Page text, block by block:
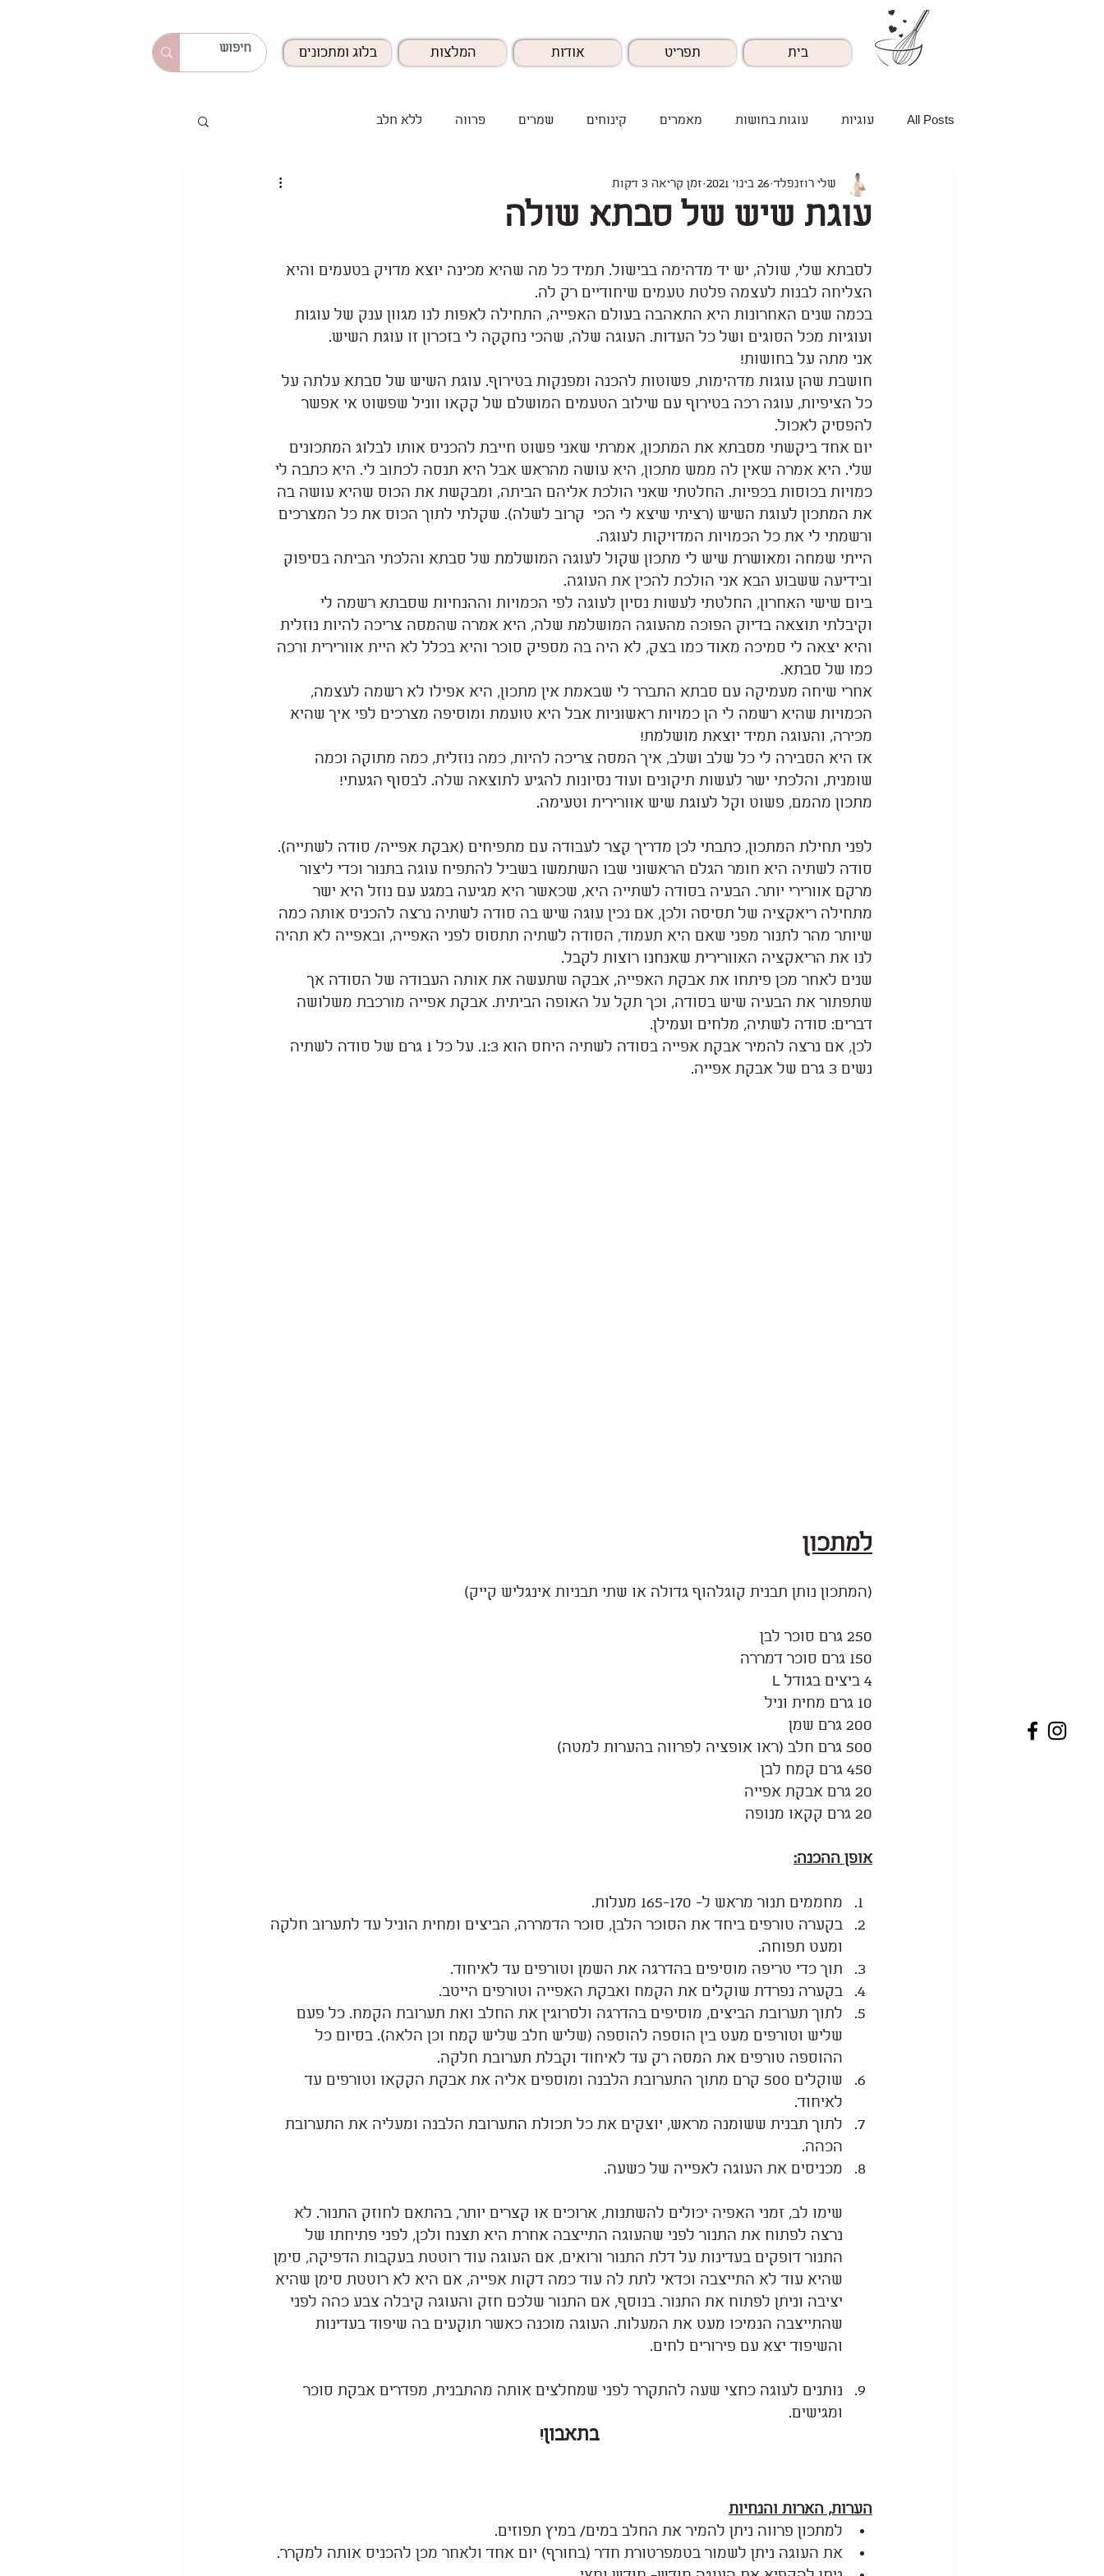
בית תפריט אודות המלצות בלוג ומתכונים
All Posts עוגיות עוגות בחושות מאמרים קינוחים שמרים פרווה ללא חלב
עוגת שיש של סבתא שולה
שלי רוזנפלד 26 בינו׳ 2021 זמן קריאה 3 דקות
לסבתא שלי, שולה, יש יד מדהימה בבישול. תמיד כל מה שהיא מכינה יוצא מדויק בטעמים והיא
הצליחה לבנות לעצמה פלטת טעמים שיחודיים רק לה.
בכמה שנים האחרונות היא התאהבה בעולם האפייה, התחילה לאפות לנו מגוון ענק של עוגות
ועוגיות מכל הסוגים ושל כל העדות. העוגה שלה, שהכי נחקקה לי בזכרון זו עוגת השיש.
אני מתה על בחושות!
חושבת שהן עוגות מדהימות, פשוטות להכנה ומפנקות בטירוף. עוגת השיש של סבתא עלתה על
כל הציפיות, עוגה רכה בטירוף עם שילוב הטעמים המושלם של קקאו ווניל שפשוט אי אפשר
להפסיק לאכול.
יום אחד ביקשתי מסבתא את המתכון, אמרתי שאני פשוט חייבת להכניס אותו לבלוג המתכונים
שלי. היא אמרה שאין לה ממש מתכון, היא עושה מהראש אבל היא תנסה לכתוב לי. היא כתבה לי
כמויות בכוסות בכפיות. החלטתי שאני הולכת אליהם הביתה, ומבקשת את הכוס שהיא עושה בה
את המתכון לעוגת השיש (רציתי שיצא לי הכי  קרוב לשלה). שקלתי לתוך הכוס את כל המצרכים
ורשמתי לי את כל הכמויות המדויקות לעוגה.
הייתי שמחה ומאושרת שיש לי מתכון שקול לעוגה המושלמת של סבתא והלכתי הביתה בסיפוק
ובידיעה ששבוע הבא אני הולכת להכין את העוגה.
ביום שישי האחרון, החלטתי לעשות נסיון לעוגה לפי הכמויות וההנחיות שסבתא רשמה לי
וקיבלתי תוצאה בדיוק הפוכה מהעוגה המושלמת שלה, היא אמרה שהמסה צריכה להיות נוזלית
והיא יצאה לי סמיכה מאוד כמו בצק, לא היה בה מספיק סוכר והיא בכלל לא היית אוורירית ורכה
כמו של סבתא.
אחרי שיחה מעמיקה עם סבתא התברר לי שבאמת אין מתכון, היא אפילו לא רשמה לעצמה,
הכמויות שהיא רשמה לי הן כמויות ראשוניות אבל היא טועמת ומוסיפה מצרכים לפי איך שהיא
מכירה, והעוגה תמיד יוצאת מושלמת!
אז היא הסבירה לי כל שלב ושלב, איך המסה צריכה להיות, כמה נוזלית, כמה מתוקה וכמה
שומנית, והלכתי ישר לעשות תיקונים ועוד נסיונות להגיע לתוצאה שלה. לבסוף הגעתי!
מתכון מהמם, פשוט וקל לעוגת שיש אוורירית וטעימה.
לפני תחילת המתכון, כתבתי לכן מדריך קצר לעבודה עם מתפיחים (אבקת אפייה/ סודה לשתייה).
סודה לשתיה היא חומר הגלם הראשוני שבו השתמשו בשביל להתפיח עוגה בתנור וכדי ליצור
מרקם אוורירי יותר. הבעיה בסודה לשתייה היא, שכאשר היא מגיעה במגע עם נוזל היא ישר
מתחילה ריאקציה של תסיסה ולכן, אם נכין עוגה שיש בה סודה לשתיה נרצה להכניס אותה כמה
שיותר מהר לתנור מפני שאם היא תעמוד, הסודה לשתיה תתסוס לפני האפייה, ובאפייה לא תהיה
לנו את הריאקציה האוורירית שאנחנו רוצות לקבל.
שנים לאחר מכן פיתחו את אבקת האפייה, אבקה שתעשה את אותה העבודה של הסודה אך
שתפתור את הבעיה שיש בסודה, וכך תקל על האופה הביתית. אבקת אפייה מורכבת משלושה
דברים: סודה לשתיה, מלחים ועמילן.
לכן, אם נרצה להמיר אבקת אפייה בסודה לשתיה היחס הוא 1:3. על כל 1 גרם של סודה לשתיה
נשים 3 גרם של אבקת אפייה.
למתכון
(המתכון נותן תבנית קוגלהוף גדולה או שתי תבניות אינגליש קייק)
250 גרם סוכר לבן
150 גרם סוכר דמררה
4 ביצים בגודל L
10 גרם מחית וניל
200 גרם שמן
500 גרם חלב (ראו אופציה לפרווה בהערות למטה)
450 גרם קמח לבן
20 גרם אבקת אפייה
20 גרם קקאו מנופה
אופן ההכנה:
מחממים תנור מראש ל- 165-170 מעלות.
בקערה טורפים ביחד את הסוכר הלבן, סוכר הדמררה, הביצים ומחית הוניל עד לתערוב חלקה
ומעט תפוחה.
תוך כדי טריפה מוסיפים בהדרגה את השמן וטורפים עד לאיחוד.
בקערה נפרדת שוקלים את הקמח ואבקת האפייה וטורפים הייטב.
לתוך תערובת הביצים, מוסיפים בהדרגה ולסרוגין את החלב ואת תערובת הקמח. כל פעם
שליש וטורפים מעט בין הוספה להוספה (שליש חלב שליש קמח וכן הלאה). בסיום כל
ההוספה טורפים את המסה רק עד לאיחוד וקבלת תערובת חלקה.
שוקלים 500 קרם מתוך התערובת הלבנה ומוספים אליה את אבקת הקקאו וטורפים עד
לאיחוד.
לתוך תבנית ששומנה מראש, יוצקים את כל תכולת התערובת הלבנה ומעליה את התערובת
הכהה.
מכניסים את העוגה לאפייה של כשעה.
שימו לב, זמני האפיה יכולים להשתנות, ארוכים או קצרים יותר, בהתאם לחוזק התנור. לא
נרצה לפתוח את התנור לפני שהעוגה התייצבה אחרת היא תצנח ולכן, לפני פתיחתו של
התנור דופקים בעדינות על דלת התנור ורואים, אם העוגה עוד רוטטת בעקבות הדפיקה, סימן
שהיא עוד לא התייצבה וכדאי לתת לה עוד כמה דקות אפייה, אם היא לא רוטטת סימן שהיא
יציבה וניתן לפתוח את התנור. בנוסף, אם התנור שלכם חזק והעוגה קיבלה צבע כהה לפני
שהתייצבה הנמיכו מעט את המעלות. העוגה מוכנה כאשר תוקעים בה שיפוד בעדינות
והשיפוד יצא עם פירורים לחים.
נותנים לעוגה כחצי שעה להתקרר לפני שמחלצים אותה מהתבנית, מפדרים אבקת סוכר
ומגישים.
בתאבון!
הערות, הארות והנחיות
למתכון פרווה ניתן להמיר את החלב במים/ במיץ תפוזים.
את העוגה ניתן לשמור בטמפרטורת חדר (בחורף) יום אחד ולאחר מכן להכניס אותה למקרר.